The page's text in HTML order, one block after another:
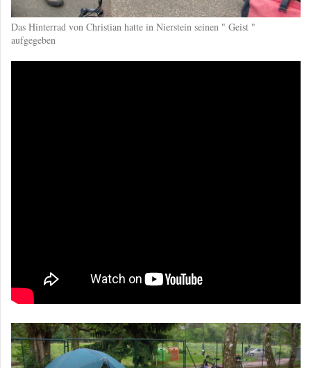
Das Hinterrad von Christian hatte in Nierstein seinen " Geist "
aufgegeben